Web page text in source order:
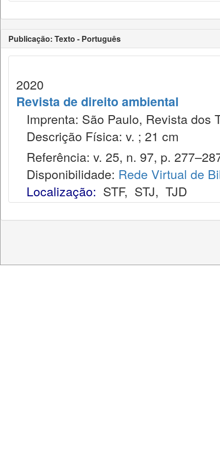
Publicação: Texto - Português
2020
Revista de direito ambiental
Imprenta: São Paulo, Revista dos
Descrição Física: v. ; 21 cm
Referência: v. 25, n. 97, p.
Disponibilidade: Rede Virtual de
Localização: STF, STJ, TJD